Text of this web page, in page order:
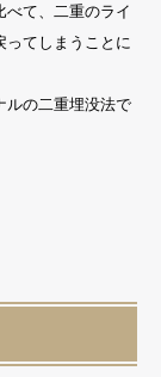
べて、二重のライ
ってしまうことに
ルの二重埋没法で